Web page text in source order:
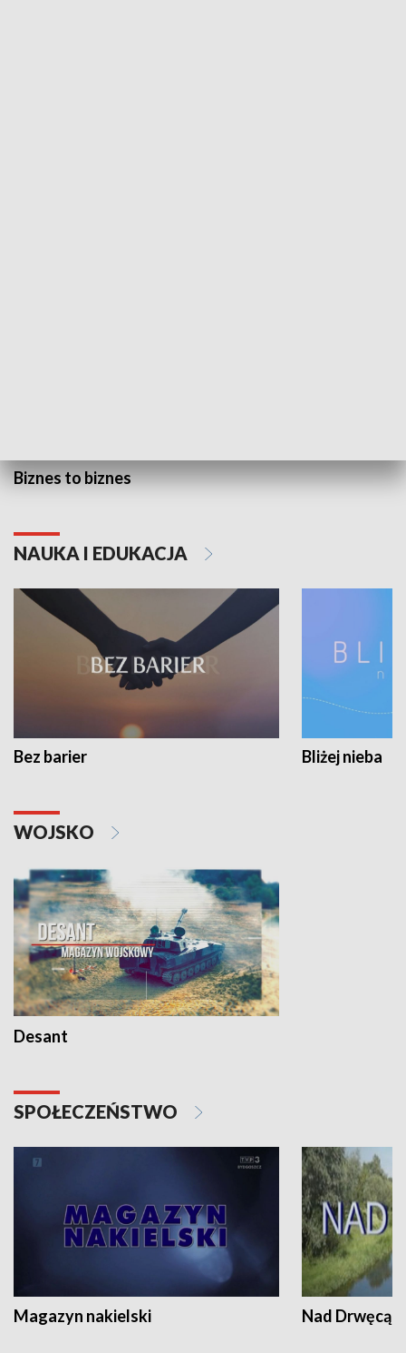
Biznes to biznes
NAUKA I EDUKACJA
Bez barier Bliżej nieba
WOJSKO
Desant
SPOŁECZEŃSTWO
Magazyn nakielski Nad Drwęcą